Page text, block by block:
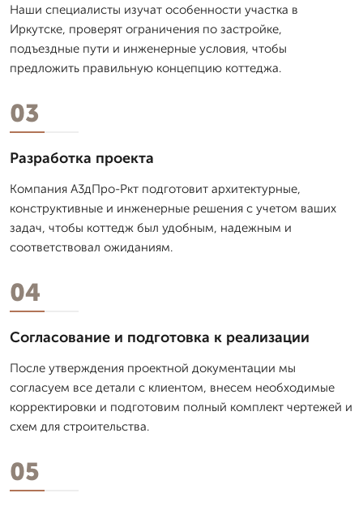
Наши специалисты изучат особенности участка в
Иркутске, проверят ограничения по застройке,
подъездные пути и инженерные условия, чтобы
предложить правильную концепцию коттеджа.
03
Разработка проекта
Компания А3дПро-Ркт подготовит архитектурные,
конструктивные и инженерные решения с учетом ваших
задач, чтобы коттедж был удобным, надежным и
соответствовал ожиданиям.
04
Согласование и подготовка к реализации
После утверждения проектной документации мы
согласуем все детали с клиентом, внесем необходимые
корректировки и подготовим полный комплект чертежей и
схем для строительства.
05